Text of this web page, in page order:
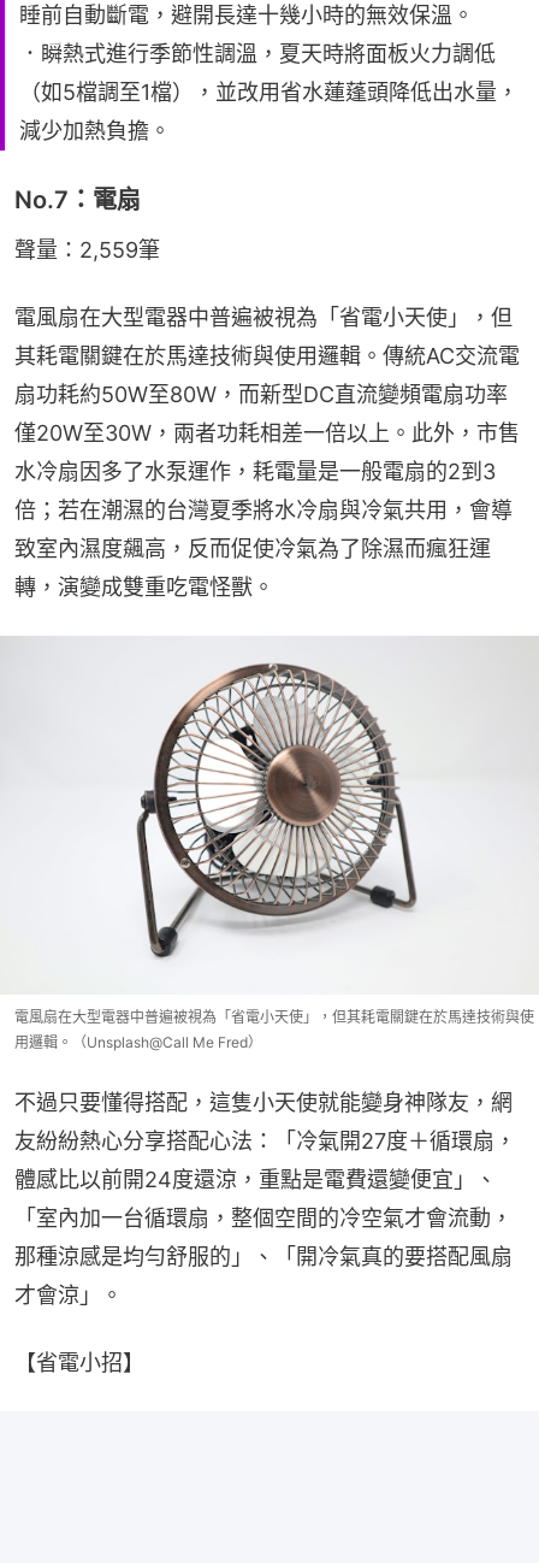
睡前自動斷電，避開長達十幾小時的無效保溫。
．瞬熱式進行季節性調溫，夏天時將面板火力調低
（如5檔調至1檔），並改用省水蓮蓬頭降低出水量，
減少加熱負擔。
No.7：電扇
聲量：2,559筆
電風扇在大型電器中普遍被視為「省電小天使」，但
其耗電關鍵在於馬達技術與使用邏輯。傳統AC交流電
扇功耗約50W至80W，而新型DC直流變頻電扇功率
僅20W至30W，兩者功耗相差一倍以上。此外，市售
水冷扇因多了水泵運作，耗電量是一般電扇的2到3
倍；若在潮濕的台灣夏季將水冷扇與冷氣共用，會導
致室內濕度飆高，反而促使冷氣為了除濕而瘋狂運
轉，演變成雙重吃電怪獸。
電風扇在大型電器中普遍被視為「省電小天使」，但其耗電關鍵在於馬達技術與使
用邏輯。（Unsplash@Call Me Fred）
不過只要懂得搭配，這隻小天使就能變身神隊友，網
友紛紛熱心分享搭配心法：「冷氣開27度＋循環扇，
體感比以前開24度還涼，重點是電費還變便宜」、
「室內加一台循環扇，整個空間的冷空氣才會流動，
那種涼感是均勻舒服的」、「開冷氣真的要搭配風扇
才會涼」。
【省電小招】